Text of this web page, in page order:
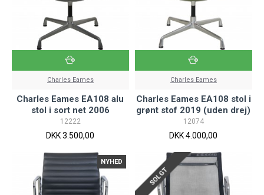
Charles Eames
Charles Eames EA108 alu
stol i sort net 2006
12222
DKK 3.500,00
Charles Eames
Charles Eames EA108 stol i
grønt stof 2019 (uden drej)
12074
DKK 4.000,00
NYHED
SOLGT